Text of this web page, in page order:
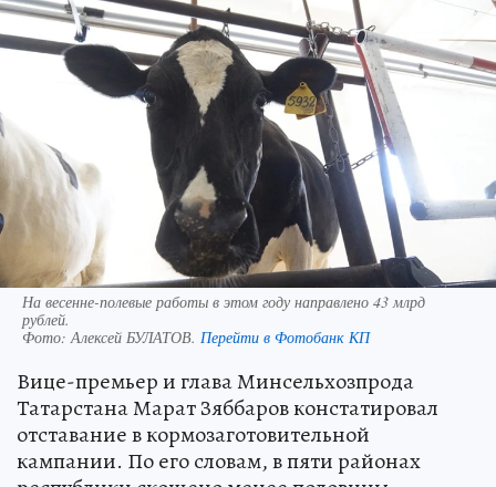
На весенне-полевые работы в этом году направлено 43 млрд
рублей.
Фото:Алексей БУЛАТОВ. Перейти в Фотобанк КП
Вице-премьер и глава Минсельхозпрода
Татарстана Марат Зяббаров констатировал
отставание в кормозаготовительной
кампании. По его словам, в пяти районах